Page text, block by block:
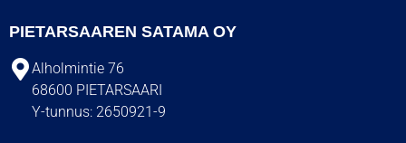
PIETARSAAREN SATAMA OY
Alholmintie 76
68600 PIETARSAARI
Y-tunnus: 2650921-9